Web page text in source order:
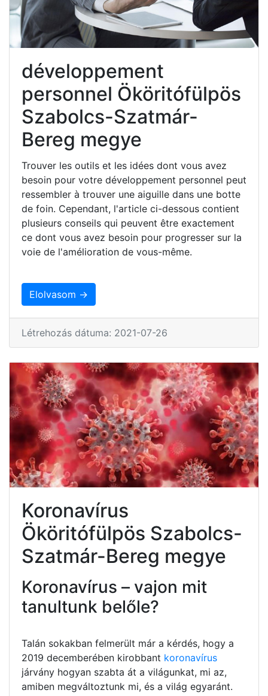
développement
personnel Ököritófülpös
Szabolcs-Szatmár-
Bereg megye
Trouver les outils et les idées dont vous avez
besoin pour votre développement personnel peut
ressembler à trouver une aiguille dans une botte
de foin. Cependant, l'article ci-dessous contient
plusieurs conseils qui peuvent être exactement
ce dont vous avez besoin pour progresser sur la
voie de l'amélioration de vous-même.
Elolvasom →
Létrehozás dátuma: 2021-07-26
Koronavírus
Ököritófülpös Szabolcs-
Szatmár-Bereg megye
Koronavírus – vajon mit
tanultunk belőle?
Talán sokakban felmerült már a kérdés, hogy a
2019 decemberében kirobbant koronavírus
járvány hogyan szabta át a világunkat, mi az,
amiben megváltoztunk mi, és a világ egyaránt.